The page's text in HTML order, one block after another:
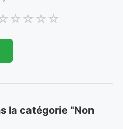
☆ ☆ ☆ ☆
la catégorie "Non